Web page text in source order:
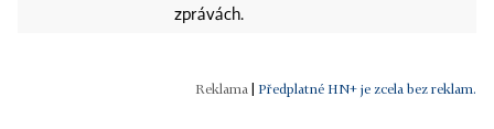
zprávách.
Předplatné HN+ je zcela bez reklam.